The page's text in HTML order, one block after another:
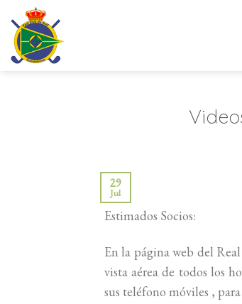
contenido
29
Jul
Estimados Socios:
En la página web del
vista aérea de todos los
sus teléfono móviles ,